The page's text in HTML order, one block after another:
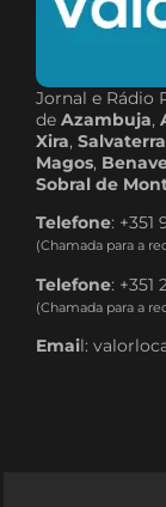
Jornal e Rádio
de Azambuja,
Xira,
Magos,
Sobral de
Telefone: +351
(Chamada para a
Telefone: +351
(Chamada para a
Email: